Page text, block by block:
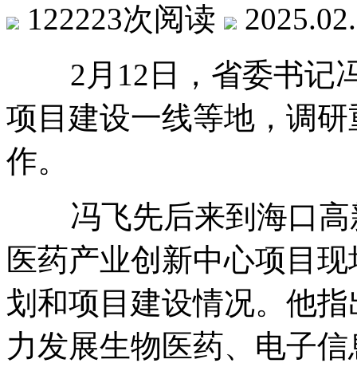
122223次阅读
2月12日，省委书记冯
项目建设一线等地，调
作。
冯飞先后来到海口高
医药产业创新中心项目
划和项目建设情况。他
力发展生物医药、电子